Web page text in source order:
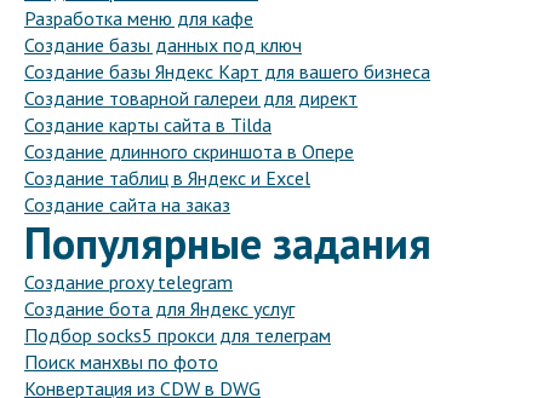
Разработка меню для кафе
Создание базы данных под ключ
Создание базы Яндекс Карт для вашего бизнеса
Создание товарной галереи для директ
Создание карты сайта в Tilda
Создание длинного скриншота в Опере
Создание таблиц в Яндекс и Excel
Создание сайта на заказ
Популярные задания
Создание proxy telegram
Создание бота для Яндекс услуг
Подбор socks5 прокси для телеграм
Поиск манхвы по фото
Конвертация из CDW в DWG